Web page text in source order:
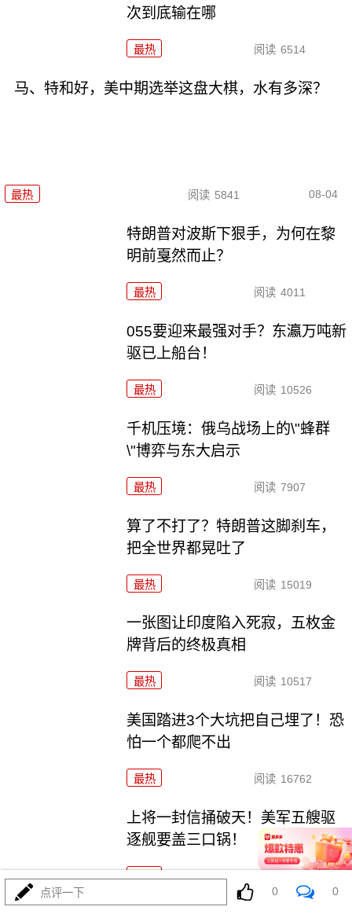
次到底输在哪
最热 阅读 6514
马、特和好，美中期选举这盘大棋，水有多深？
最热 阅读 5841 08-04
特朗普对波斯下狠手，为何在黎
明前戛然而止？
最热 阅读 4011
055要迎来最强对手？东瀛万吨新
驱已上船台！
最热 阅读 10526
千机压境：俄乌战场上的\"蜂群
\"博弈与东大启示
最热 阅读 7907
算了不打了？特朗普这脚刹车，
把全世界都晃吐了
最热 阅读 15019
一张图让印度陷入死寂，五枚金
牌背后的终极真相
最热 阅读 10517
美国踏进3个大坑把自己埋了！恐
怕一个都爬不出
最热 阅读 16762
上将一封信捅破天！美军五艘驱
逐舰要盖三口锅！
最热
点评一下 0 0